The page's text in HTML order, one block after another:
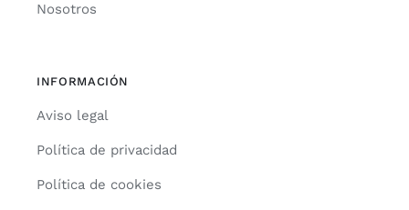
Nosotros
INFORMACIÓN
Aviso legal
Política de privacidad
Política de cookies